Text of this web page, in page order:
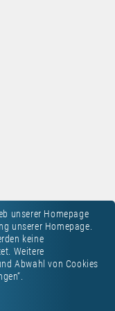
unserer Homepage
unserer Homepage.
keine
Weitere
Abwahl von Cookies